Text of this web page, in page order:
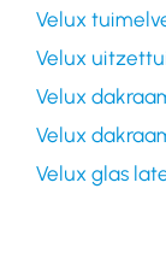
Velux
Velux
Velux
Velux
Velux glas